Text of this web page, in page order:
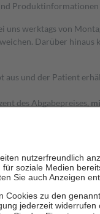
Produktinformationen
werktags von
Darüber
und der Patient
des Abgabepreises,
und die
der Fahrkosten
getragen werden